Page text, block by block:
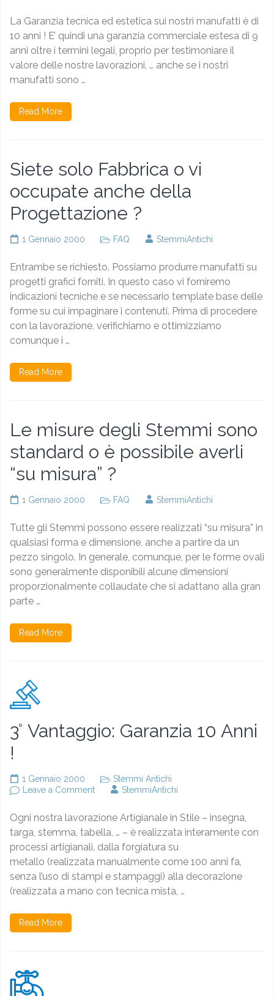
La Garanzia tecnica ed estetica sui nostri manufatti è di
10 anni ! E’ quindi una garanzia commerciale estesa di 9
anni oltre i termini legali, proprio per testimoniare il
valore delle nostre lavorazioni, … anche se i nostri
manufatti sono …
Read More
Siete solo Fabbrica o vi
occupate anche della
Progettazione ?
1 Gennaio 2000 FAQ StemmiAntichi
Entrambe se richiesto. Possiamo produrre manufatti su
progetti grafici forniti. In questo caso vi forniremo
indicazioni tecniche e se necessario template base delle
forme su cui impaginare i contenuti. Prima di procedere
con la lavorazione, verifichiamo e ottimizziamo
comunque i …
Read More
Le misure degli Stemmi sono
standard o è possibile averli
“su misura” ?
1 Gennaio 2000 FAQ StemmiAntichi
Tutte gli Stemmi possono essere realizzati “su misura” in
qualsiasi forma e dimensione, anche a partire da un
pezzo singolo. In generale, comunque, per le forme ovali
sono generalmente disponibili alcune dimensioni
proporzionalmente collaudate che si adattano alla gran
parte …
Read More
3° Vantaggio: Garanzia 10 Anni
!
1 Gennaio 2000
Stemmi Antichi
Leave a Commenton
Garanzia
10
Anni
StemmiAntichi
Ogni nostra lavorazione Artigianale in Stile – insegna,
targa, stemma, tabella, … – è realizzata interamente con
processi artigianali, dalla forgiatura su
metallo (realizzata manualmente come 100 anni fa,
senza l’uso di stampi e stampaggi) alla decorazione
(realizzata a mano con tecnica mista, …
Read More